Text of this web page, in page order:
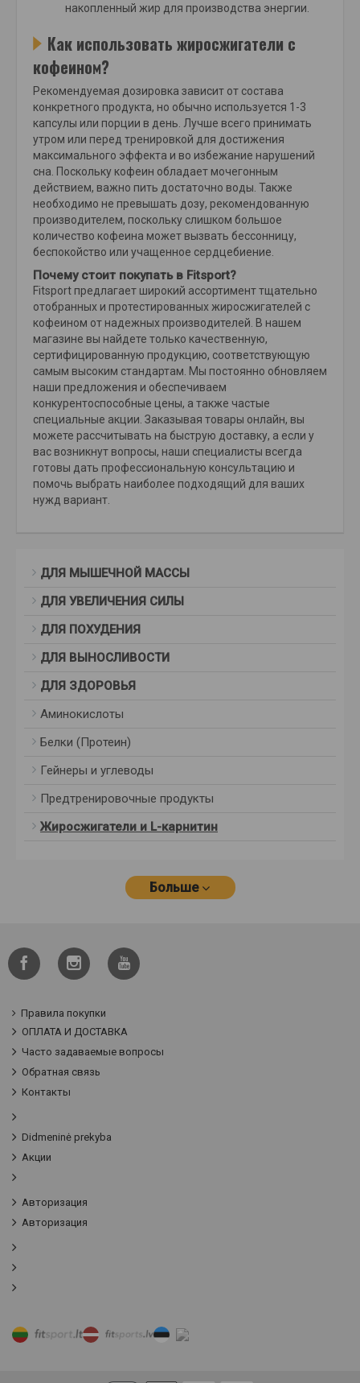
накопленный жир для производства энергии.
Как использовать жиросжигатели с
кофеином?
Рекомендуемая дозировка зависит от состава
конкретного продукта, но обычно используется 1-3
капсулы или порции в день. Лучше всего принимать
утром или перед тренировкой для достижения
максимального эффекта и во избежание нарушений
сна. Поскольку кофеин обладает мочегонным
действием, важно пить достаточно воды. Также
необходимо не превышать дозу, рекомендованную
производителем, поскольку слишком большое
количество кофеина может вызвать бессонницу,
беспокойство или учащенное сердцебиение.
Почему стоит покупать в Fitsport?
Fitsport предлагает широкий ассортимент тщательно
отобранных и протестированных жиросжигателей с
кофеином от надежных производителей. В нашем
магазине вы найдете только качественную,
сертифицированную продукцию, соответствующую
самым высоким стандартам. Мы постоянно обновляем
наши предложения и обеспечиваем
конкурентоспособные цены, а также частые
специальные акции. Заказывая товары онлайн, вы
можете рассчитывать на быструю доставку, а если у
вас возникнут вопросы, наши специалисты всегда
готовы дать профессиональную консультацию и
помочь выбрать наиболее подходящий для ваших
нужд вариант.
ДЛЯ МЫШЕЧНОЙ МАССЫ
ДЛЯ УВЕЛИЧЕНИЯ СИЛЫ
ДЛЯ ПОХУДЕНИЯ
ДЛЯ ВЫНОСЛИВОСТИ
ДЛЯ ЗДОРОВЬЯ
Аминокислоты
Белки (Протеин)
Гейнеры и углеводы
Предтренировочные продукты
Жиросжигатели и L-карнитин
Больше
Правила покупки
ОПЛАТА И ДОСТАВКА
Часто задаваемые вопросы
Обратная связь
Контакты
Didmeninė prekyba
Акции
Авторизация
Авторизация